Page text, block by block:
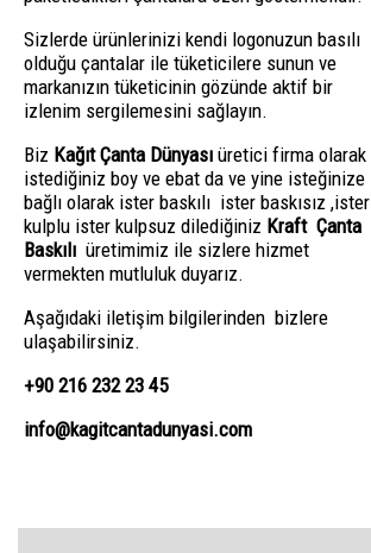
Sizlerde ürünlerinizi kendi logonuzun basılı
olduğu çantalar ile tüketicilere sunun ve
markanızın tüketicinin gözünde aktif bir
izlenim sergilemesini sağlayın.
Biz Kağıt Çanta Dünyası üretici firma olarak
istediğiniz boy ve ebat da ve yine isteğinize
bağlı olarak ister baskılı ister baskısız ,ister
kulplu ister kulpsuz dilediğiniz Kraft Çanta
Baskılı üretimimiz ile sizlere hizmet
vermekten mutluluk duyarız.
Aşağıdaki iletişim bilgilerinden bizlere
ulaşabilirsiniz.
+90 216 232 23 45
info@kagitcantadunyasi.com